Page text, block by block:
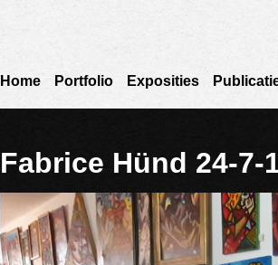
Home Portfolio Exposities
Fabrice Hünd 24-7-